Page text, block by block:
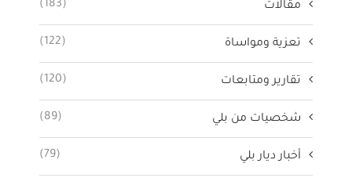
مقالات (183)
تعزية ومواساة (122)
تقارير ومتابعات (120)
شخصيات من بلي (89)
أخبار ديار بلي (79)